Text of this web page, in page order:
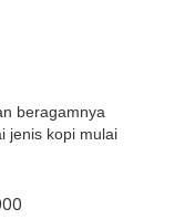
beragamnya
jenis kopi mulai